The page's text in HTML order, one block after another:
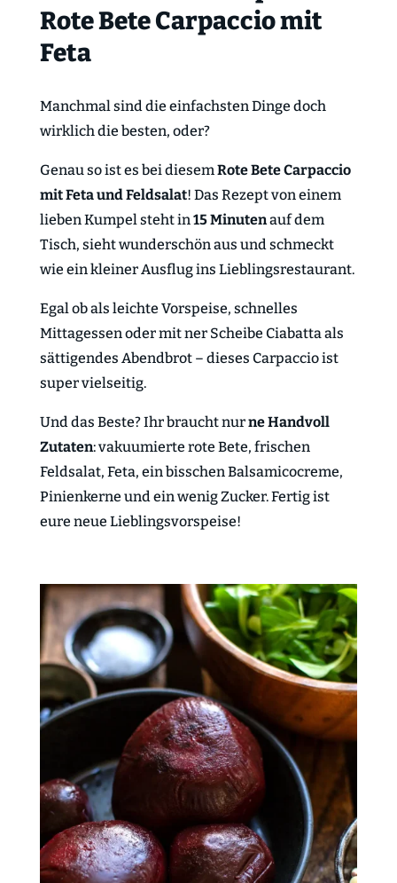
Rote Bete Carpaccio mit
Feta
Manchmal sind die einfachsten Dinge doch
wirklich die besten, oder?
Genau so ist es bei diesem Rote Bete Carpaccio
mit Feta und Feldsalat! Das Rezept von einem
lieben Kumpel steht in 15 Minutenauf dem
Tisch, sieht wunderschön aus und schmeckt
wie ein kleiner Ausflug ins Lieblingsrestaurant.
Egal ob als leichte Vorspeise, schnelles
Mittagessen oder mit ner Scheibe Ciabatta als
sättigendes Abendbrot – dieses Carpaccio ist
super vielseitig.
Und das Beste? Ihr braucht nurne Handvoll
Zutaten: vakuumierte rote Bete, frischen
Feldsalat, Feta, ein bisschen Balsamicocreme,
Pinienkerne und ein wenig Zucker. Fertig ist
eure neue Lieblingsvorspeise!